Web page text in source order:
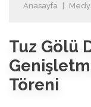
Anasayfa
Tuz Gölü
Töreni